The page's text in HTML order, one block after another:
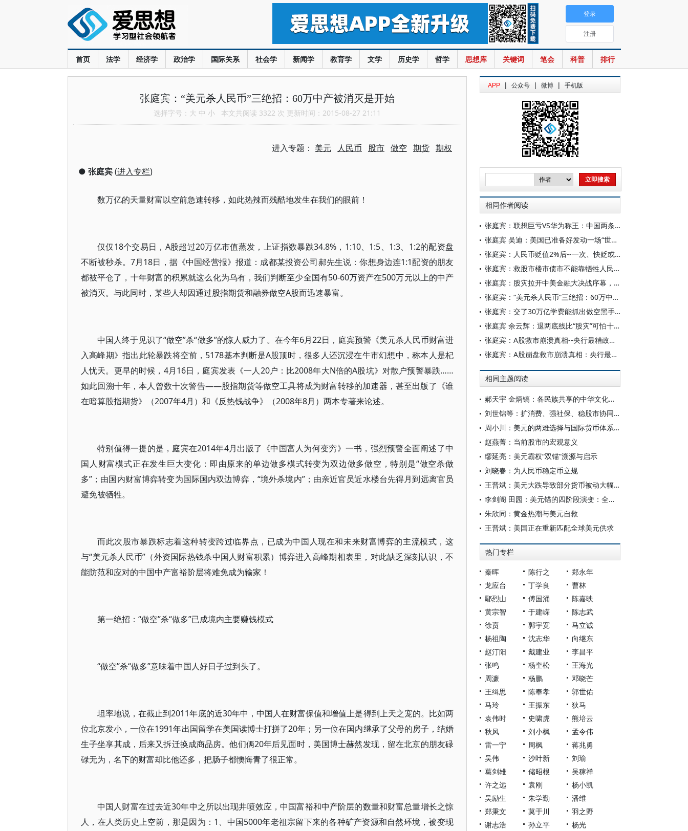
首页 法学 经济学 政治学 国际关系 社会学 新闻学 教育学 文学 历史学 哲学 思想库 关键词 笔会 科普 排行
登录
注册
张庭宾：“美元杀人民币”三绝招：60万中产被消灭是开始
选择字号： 大 中 小 本文共阅读 3322 次 更新时间：2015-08-27 21:11
进入专题： 美元 人民币 股市 做空 期货 期权
● 张庭宾(进入专栏)
数万亿的天量财富以空前急速转移，如此热辣而残酷地发生在我们的眼前！
仅仅18个交易日，A股超过20万亿市值蒸发，上证指数暴跌34.8%，1:10、1:5、1:3、1:2的配资盘
不断被秒杀。7月18日，据《中国经营报》报道：成都某投资公司郝先生说：你想身边连1:1配资的朋友
都被平仓了，十年财富的积累就这么化为乌有，我们判断至少全国有50-60万资产在500万元以上的中产
被消灭。与此同时，某些人却因通过股指期货和融券做空A股而迅速暴富。
中国人终于见识了“做空”杀“做多”的惊人威力了。在今年6月22日，庭宾预警《美元杀人民币财富进
入高峰期》指出此轮暴跌将空前，5178基本判断是A股顶时，很多人还沉浸在牛市幻想中，称本人是杞
人忧天。更早的时候，4月16日，庭宾发表《一人20户：比2008年大N倍的A股坑》对散户预警暴跌……
如此回溯十年，本人曾数十次警告——股指期货等做空工具将成为财富转移的加速器，甚至出版了《谁
在暗算股指期货》（2007年4月）和《反热钱战争》（2008年8月）两本专著来论述。
特别值得一提的是，庭宾在2014年4月出版了《中国富人为何变穷》一书，强烈预警全面阐述了中
国人财富模式正在发生巨大变化：即由原来的单边做多模式转变为双边做多做空，特别是“做空杀做
多”；由国内财富博弈转变为国际国内双边博弈，“境外杀境内”；由亲近官员近水楼台先得月到远离官员
避免被牺牲。
而此次股市暴跌标志着这种转变跨过临界点，已成为中国人现在和未来财富博弈的主流模式，这
与“美元杀人民币”（外资国际热钱杀中国人财富积累）博弈进入高峰期相表里，对此缺乏深刻认识，不
能防范和应对的中国中产富裕阶层将难免成为输家！
第一绝招：“做空”杀“做多”已成境内主要赚钱模式
“做空”杀“做多”意味着中国人好日子过到头了。
坦率地说，在截止到2011年底的近30年中，中国人在财富保值和增值上是得到上天之宠的。比如两
位北京发小，一位在1991年出国留学在美国读博士打拼了20年；另一位在国内继承了父母的房子，结婚
生子坐享其成，后来又拆迁换成商品房。他们俩20年后见面时，美国博士赫然发现，留在北京的朋友碌
碌无为，名下的财富却比他还多，把肠子都懊悔青了很正常。
中国人财富在过去近30年中之所以出现井喷效应，中国富裕和中产阶层的数量和财富总量增长之惊
人，在人类历史上空前，那是因为：1、中国5000年老祖宗留下来的各种矿产资源和自然环境，被变现
APP | 公众号 | 微博 | 手机版
相同作者阅读
张庭宾：联想巨亏VS华为称王：中国两条对外开放道路胜负已分
张庭宾 吴迪：美国已准备好发动一场“世界石油大战”
张庭宾：人民币贬值2%后--一次、快贬或崩溃贬？
张庭宾：救股市楼市债市不能靠牺牲人民币
张庭宾：股灾拉开中美金融大决战序幕，中国人该怎么办？
张庭宾：“美元杀人民币”三绝招：60万中产被消灭是开始
张庭宾：交了30万亿学费能抓出做空黑手吗？
张庭宾 余云辉：退两底线比“股灾”可怕十倍
张庭宾：A股救市崩溃真相--央行最糟政策双重“自残”
张庭宾：A股崩盘救市崩溃真相：央行最糟政策内外双重"自残"
相同主题阅读
郝天宇 金炳镐：各民族共享的中华文化符号和中华民族形象论析——以人民币为视角
刘世锦等：扩消费、强社保、稳股市协同改革的思路与举措
周小川：美元的两难选择与国际货币体系的变革机遇
赵燕菁：当前股市的宏观意义
缪延亮：美元霸权“双锚”溯源与启示
刘晓春：为人民币稳定币立规
王晋斌：美元大跌导致部分货币被动大幅升值
李剑阁 田园：美元锚的四阶段演变：全球金融格局的权力密码
朱欣同：黄金热潮与美元自救
王晋斌：美国正在重新匹配全球美元供求
热门专栏
秦晖 陈行之
郑永年
龙应台
丁学良
曹林
鄢烈山
傅国涌
陈嘉映
黄宗智
于建嵘
陈志武
徐贲
郭宇宽
马立诚
杨祖陶
沈志华
向继东
赵汀阳
戴建业
李昌平
张鸣
杨奎松
王海光
周濂
杨鹏
邓晓芒
王缉思
陈奉孝
郭世佑
马玲
王振东
狄马
袁伟时
史啸虎
熊培云
秋风
刘小枫
孟令伟
雷一宁
周枫
蒋兆勇
吴伟
沙叶新
刘瑜
葛剑雄
储昭根
吴稼祥
许之远
袁刚
杨小凯
吴励生
朱学勤
潘维
郑秉文
莫于川
羽之野
谢志浩
孙立平 杨光